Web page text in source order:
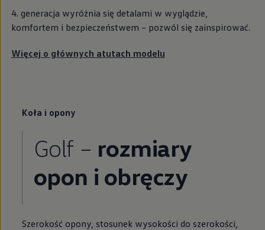
4. generacja wyróżnia się detalami w wyglądzie,
komfortem i bezpieczeństwem – pozwól się zainspirować.
Więcej o głównych atutach modelu
Koła i opony
Golf – rozmiary
opon i obręczy
Szerokość opony, stosunek wysokości do szerokości,